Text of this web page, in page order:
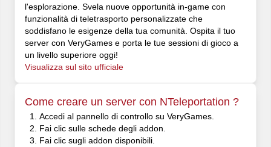
l'esplorazione. Svela nuove opportunità in-game con
funzionalità di teletrasporto personalizzate che
soddisfano le esigenze della tua comunità. Ospita il tuo
server con VeryGames e porta le tue sessioni di gioco a
un livello superiore oggi!
Visualizza sul sito ufficiale
Come creare un server con NTeleportation ?
Accedi al pannello di controllo su VeryGames.
Fai clic sulle schede degli addon.
Fai clic sugli addon disponibili.